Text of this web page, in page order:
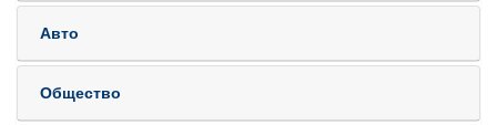
Авто
Общество